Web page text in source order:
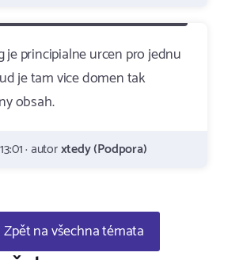
je principialne urcen pro jednu
je tam vice domen tak
obsah.
· autorxtedy (Podpora)
na všechna témata